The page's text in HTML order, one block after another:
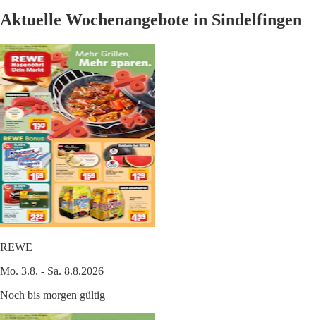
Aktuelle Wochenangebote in Sindelfingen
REWE
Mo. 3.8. - Sa. 8.8.2026
Noch bis morgen gültig